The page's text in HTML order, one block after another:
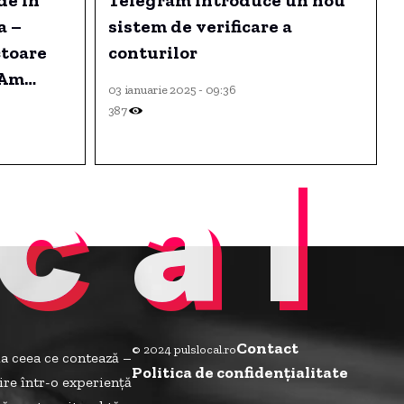
–
A
sistem de verificare a
conturilor
03 ianuarie 2025 - 09:36
387
ceea ce contează –
într-o experiență
© 2024 pulslocal.roContact
Politica de confidenţialitate